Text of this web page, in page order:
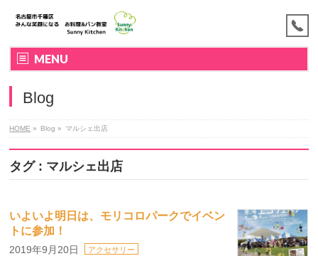
MENU
Blog
HOME » Blog » マルシェ出店
タグ : マルシェ出店
いよいよ明日は、モリコロパークでイベン
トに参加！
2019年9月20日 アクセサリー